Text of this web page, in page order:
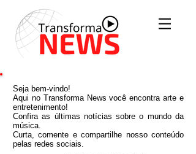
Seja bem-vindo!
Aqui no Transforma News você encontra arte e
entretenimento!
Confira as últimas notícias sobre o mundo da
música.
Curta, comente e compartilhe nosso conteúdo
pelas redes sociais.